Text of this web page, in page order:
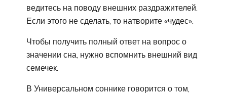
ведитесь на поводу внешних раздражителей.
Если этого не сделать, то натворите «чудес».
Чтобы получить полный ответ на вопрос о
значении сна, нужно вспомнить внешний вид
семечек.
В Универсальном соннике говорится о том,